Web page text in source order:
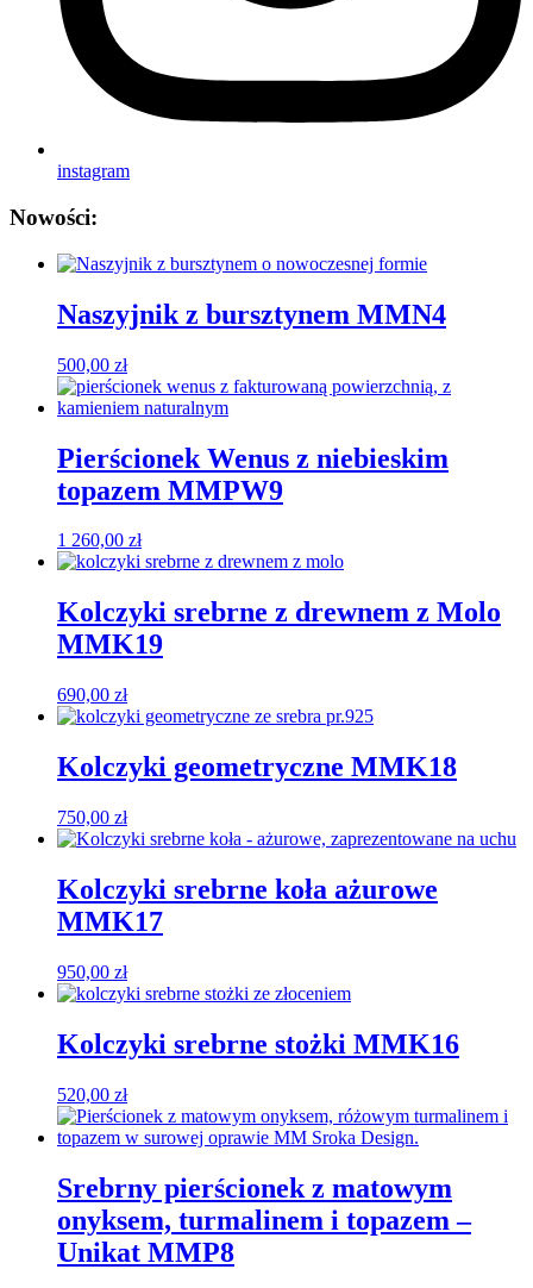
instagram
Nowości:
Naszyjnik z bursztynem MMN4
500,00 zł
Pierścionek Wenus z niebieskim
topazem MMPW9
1 260,00 zł
Kolczyki srebrne z drewnem z Molo
MMK19
690,00 zł
Kolczyki geometryczne MMK18
750,00 zł
Kolczyki srebrne koła ażurowe
MMK17
950,00 zł
Kolczyki srebrne stożki MMK16
520,00 zł
Srebrny pierścionek z matowym
onyksem, turmalinem i topazem –
Unikat MMP8